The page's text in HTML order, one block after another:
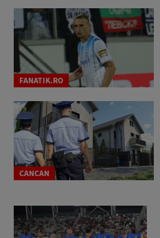
FANATIK.RO
CANCAN